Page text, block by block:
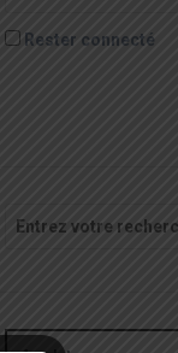
Rester connecté
Recherche
pour